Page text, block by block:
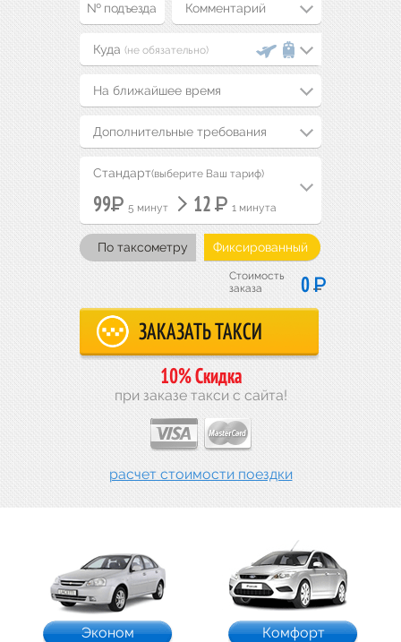
Комментарий
(не обязательно)
На ближайшее время
Дополнительные требования
Стандарт(выберите Ваш тариф)
99Р 5 минут 12 Р 1 минута
По таксометру Фиксированный
Стоимость
заказа
0Р
10% Скидка
при заказе такси с сайта!
расчет стоимости поездки
Эконом Комфорт